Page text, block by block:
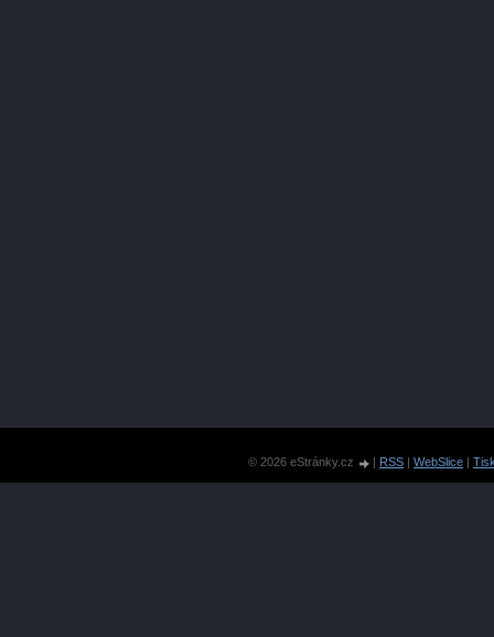
© 2026 eStránky.cz | RSS | WebSlice |